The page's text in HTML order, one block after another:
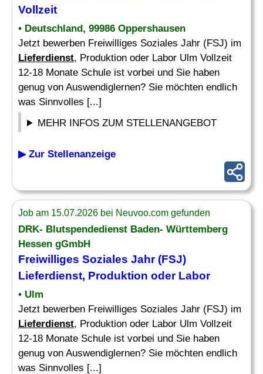
Vollzeit
• Deutschland, 99986 Oppershausen
Jetzt bewerben Freiwilliges Soziales Jahr (FSJ) im
Lieferdienst, Produktion oder Labor Ulm Vollzeit
12-18 Monate Schule ist vorbei und Sie haben
genug von Auswendiglernen? Sie möchten endlich
was Sinnvolles [...]
MEHR INFOS ZUM STELLENANGEBOT
▶ Zur Stellenanzeige
Job am 15.07.2026 bei Neuvoo.com gefunden
DRK- Blutspendedienst Baden- Württemberg
Hessen gGmbH
Freiwilliges Soziales Jahr (FSJ)
Lieferdienst, Produktion oder Labor
• Ulm
Jetzt bewerben Freiwilliges Soziales Jahr (FSJ) im
Lieferdienst, Produktion oder Labor Ulm Vollzeit
12-18 Monate Schule ist vorbei und Sie haben
genug von Auswendiglernen? Sie möchten endlich
was Sinnvolles [...]